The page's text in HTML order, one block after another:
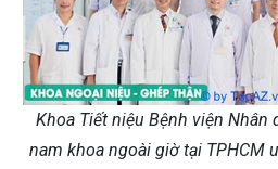
Khoa Tiết niệu Bệnh viện Nhân
nam khoa ngoài giờ tại TPHCM